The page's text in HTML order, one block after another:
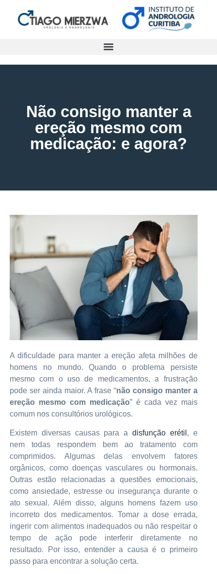
Não consigo manter a
ereção mesmo com
medicação: e agora?
A dificuldade para manter a ereção afeta milhões de
homens no mundo. Quando o problema persiste
mesmo com o uso de medicamentos, a frustração
pode ser ainda maior. A frase “não consigo manter a
ereção mesmo com medicação” é cada vez mais
comum nos consultórios urológicos.
Existem diversas causas para adisfunção erétil , e
nem todas respondem bem ao tratamento com
comprimidos. Algumas delas envolvem fatores
orgânicos, como doenças vasculares ou hormonais.
Outras estão relacionadas a questões emocionais,
como ansiedade, estresse ou insegurança durante o
ato sexual. Além disso, alguns homens fazem uso
incorreto dos medicamentos. Tomar a dose errada,
ingerir com alimentos inadequados ou não respeitar o
tempo de ação pode interferir diretamente no
resultado. Por isso, entender a causa é o primeiro
passo para encontrar a solução certa.